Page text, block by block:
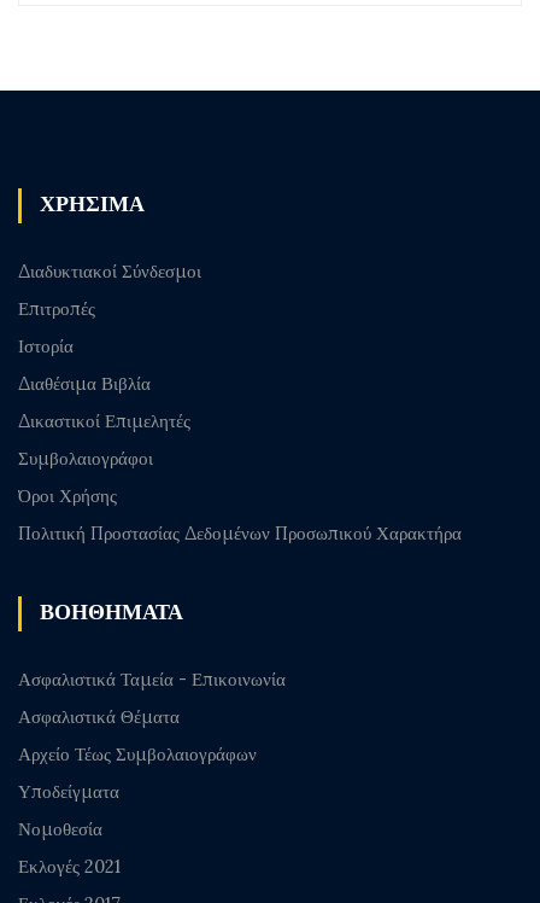
ΧΡΗΣΙΜΑ
Διαδυκτιακοί Σύνδεσμοι
Επιτροπές
Ιστορία
Διαθέσιμα Βιβλία
Δικαστικοί Επιμελητές
Συμβολαιογράφοι
Όροι Χρήσης
Πολιτική Προστασίας Δεδομένων Προσωπικού Χαρακτήρα
ΒΟΗΘΗΜΑΤΑ
Ασφαλιστικά Ταμεία - Επικοινωνία
Ασφαλιστικά Θέματα
Αρχείο Τέως Συμβολαιογράφων
Υποδείγματα
Νομοθεσία
Εκλογές 2021